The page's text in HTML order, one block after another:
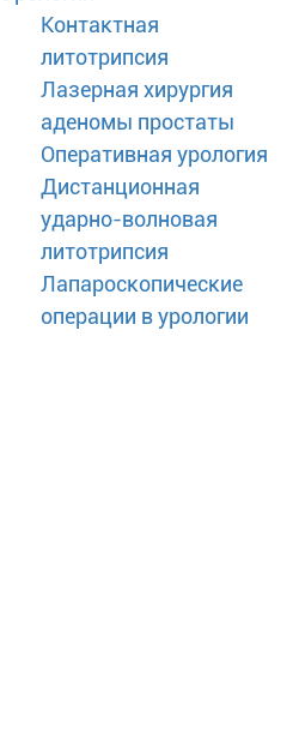
Контактная
литотрипсия
Лазерная хирургия
аденомы простаты
Оперативная урология
Дистанционная
ударно-волновая
литотрипсия
Лапароскопические
операции в урологии